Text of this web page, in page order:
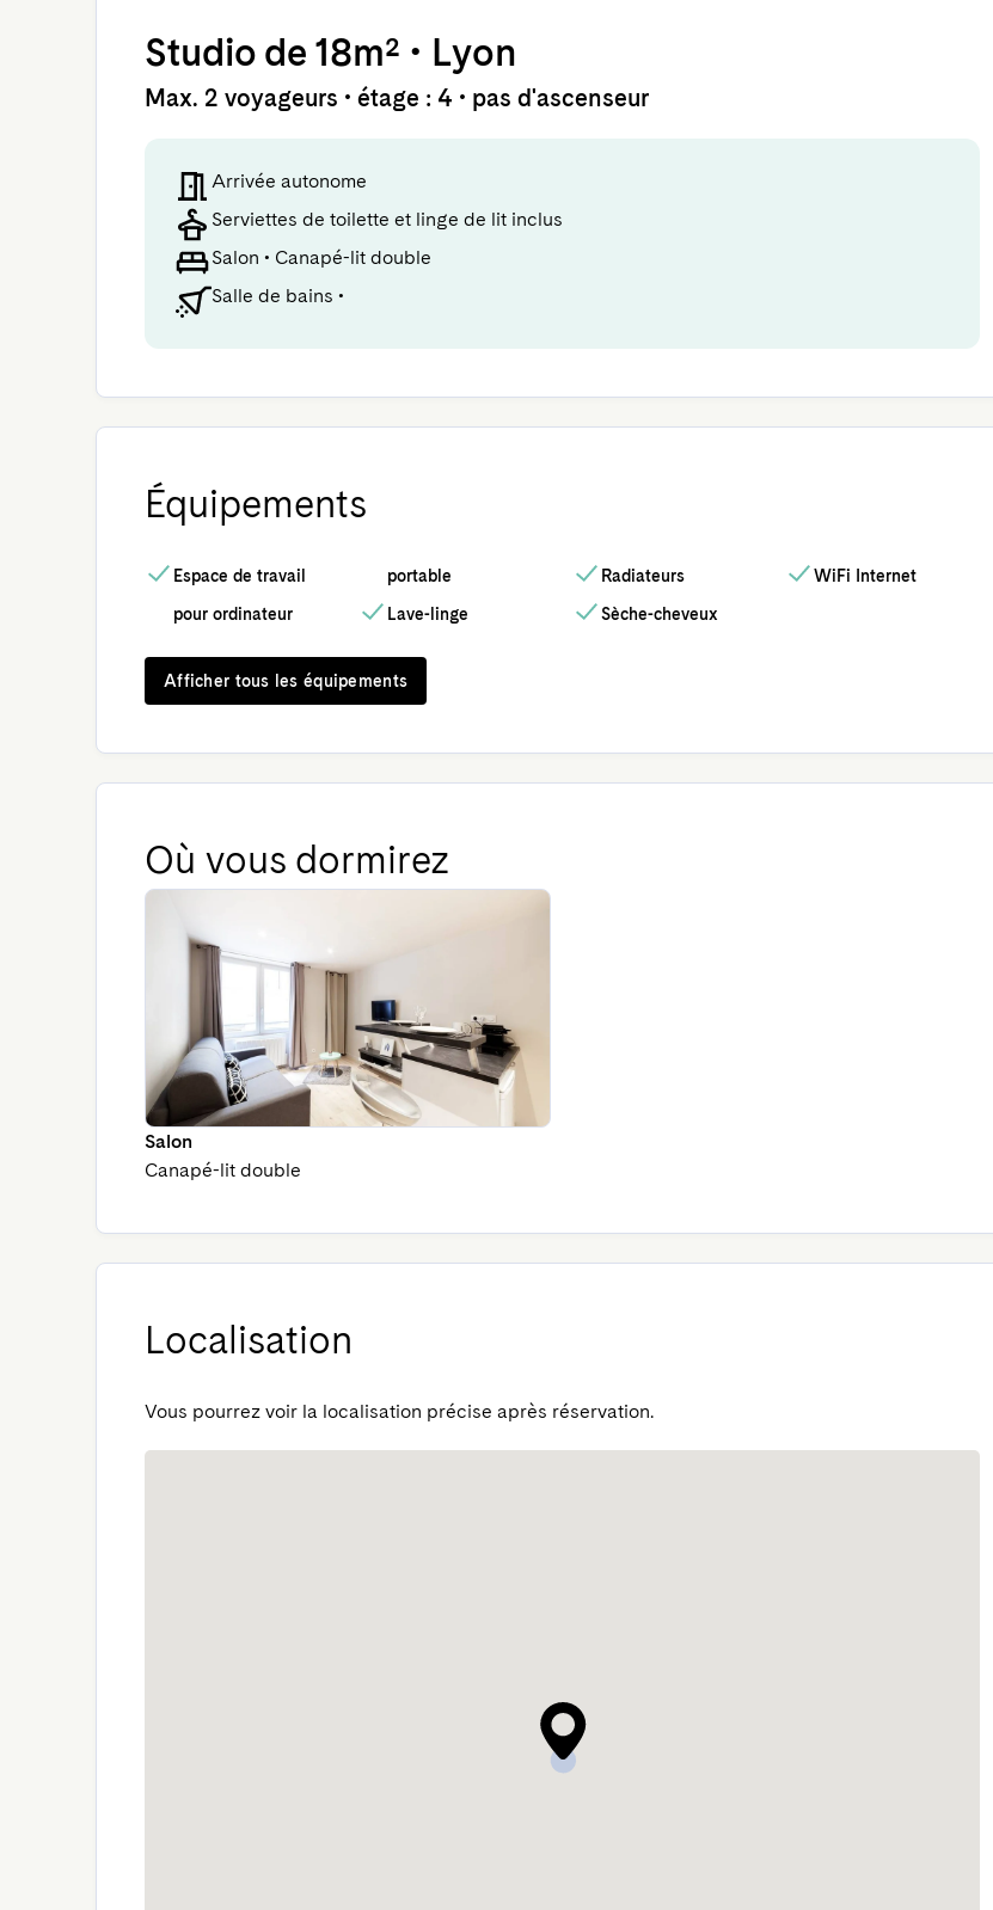
Studio de 18m² • Lyon
Max. 2 voyageurs • étage : 4 • pas d'ascenseur
Arrivée autonome
Serviettes de toilette et linge de lit inclus
Salon • Canapé-lit double
Salle de bains •
Équipements
Espace de travail
pour ordinateur
portable
Lave-linge
Radiateurs
Sèche-cheveux
WiFi Internet
Afficher tous les équipements
Où vous dormirez
Salon
Canapé-lit double
Localisation
Vous pourrez voir la localisation précise après réservation.